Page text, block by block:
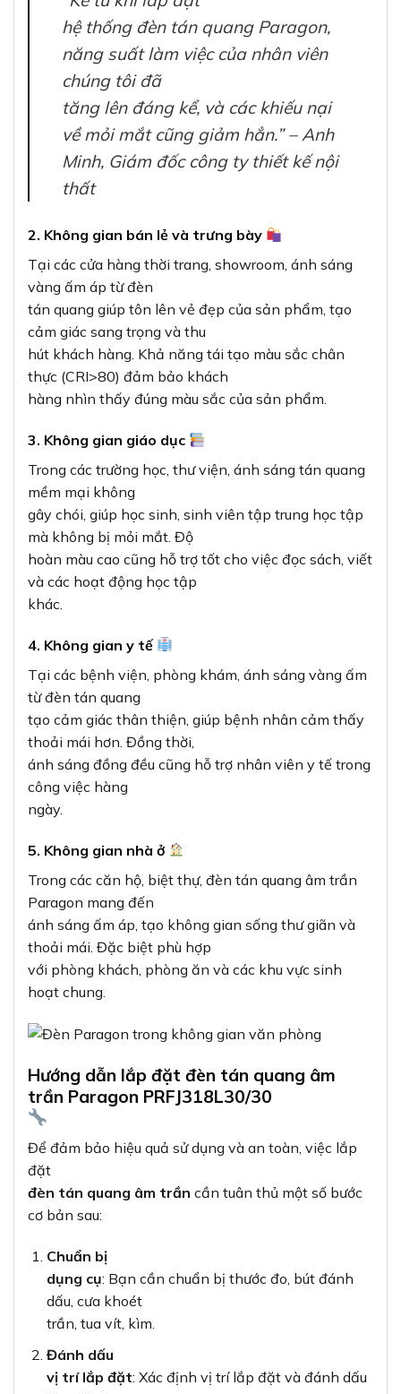
hệ thống đèn tán quang Paragon,
năng suất làm việc của nhân viên
chúng tôi đã
tăng lên đáng kể, và các khiếu nại
về mỏi mắt cũng giảm hẳn.” – Anh
Minh, Giám đốc công ty thiết kế nội
thất
2. Không gian bán lẻ và trưng bày
Tại các cửa hàng thời trang, showroom, ánh sáng
vàng ấm áp từ đèn
tán quang giúp tôn lên vẻ đẹp của sản phẩm, tạo
cảm giác sang trọng và thu
hút khách hàng. Khả năng tái tạo màu sắc chân
thực (CRI>80) đảm bảo khách
hàng nhìn thấy đúng màu sắc của sản phẩm.
3. Không gian giáo dục
Trong các trường học, thư viện, ánh sáng tán quang
mềm mại không
gây chói, giúp học sinh, sinh viên tập trung học tập
mà không bị mỏi mắt. Độ
hoàn màu cao cũng hỗ trợ tốt cho việc đọc sách, viết
và các hoạt động học tập
khác.
4. Không gian y tế
Tại các bệnh viện, phòng khám, ánh sáng vàng ấm
từ đèn tán quang
tạo cảm giác thân thiện, giúp bệnh nhân cảm thấy
thoải mái hơn. Đồng thời,
ánh sáng đồng đều cũng hỗ trợ nhân viên y tế trong
công việc hàng
ngày.
5. Không gian nhà ở
Trong các căn hộ, biệt thự, đèn tán quang âm trần
Paragon mang đến
ánh sáng ấm áp, tạo không gian sống thư giãn và
thoải mái. Đặc biệt phù hợp
với phòng khách, phòng ăn và các khu vực sinh
hoạt chung.
Hướng dẫn lắp đặt đèn tán quang âm
trần Paragon PRFJ318L30/30
Để đảm bảo hiệu quả sử dụng và an toàn, việc lắp
đặt
đèn tán quang âm trần cần tuân thủ một số bước
cơ bản sau:
Chuẩn bị
dụng cụ: Bạn cần chuẩn bị thước đo, bút đánh
dấu, cưa khoét
trần, tua vít, kìm.
Đánh dấu
vị trí lắp đặt: Xác định vị trí lắp đặt và đánh dấu